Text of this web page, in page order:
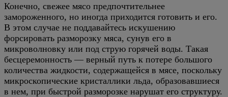
Конечно, свежее мясо предпочтительнее
замороженного, но иногда приходится готовить и его.
В этом случае не поддавайтесь искушению
форсировать разморозку мяса, сунув его в
микроволновку или под струю горячей воды. Такая
бесцеремонность — верный путь к потере большого
количества жидкости, содержащейся в мясе, поскольку
микроскопические кристаллики льда, образовавшиеся
в нем, при быстрой разморозке нарушат его структуру.